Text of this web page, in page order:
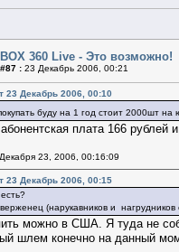
360 Live - Это возможно!
: 23 Декабрь 2006, 00:21
23 Декабрь 2006, 00:10
буду на 1 год стоит 2000шт
плата 166 рублей
23, 2006, 00:16:09
23 Декабрь 2006, 00:15
(нарукавников и
можно в США. Я туда не
шлем конечно на данный